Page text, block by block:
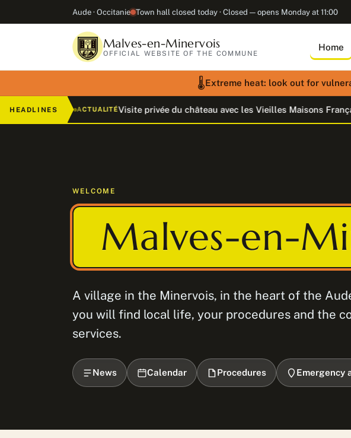
Aude · Occitanie Town hall closed today · Closed — opens Monday at 11:00
Malves-en-Minervois
OFFICIAL WEBSITE OF THE COMMUNE
Home
🌡️Extreme heat: look out for
HEADLINES
ACTUALITÉ Visite privée du château avec les Vieilles Maisons Françaises
WELCOME
Malves-en-
A village in the Minervois, in the heart of the
you will find local life, your procedures and the
services.
News Calendar Procedures Emergency